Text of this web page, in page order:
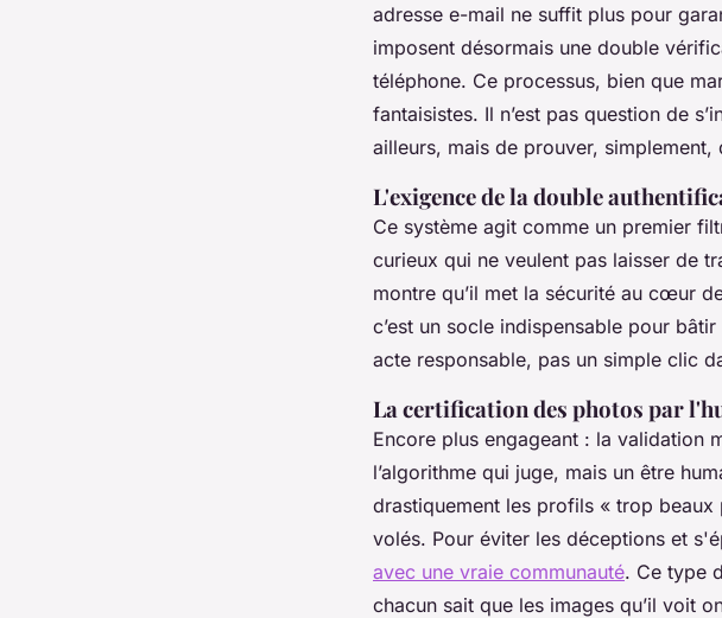
adresse e-mail ne suffit plus pour
imposent désormais une double
téléphone. Ce processus, bien que
fantaisistes. Il n’est pas question de
ailleurs, mais de prouver, simplement,
L'exigence de la double
Ce système agit comme un premier
curieux qui ne veulent pas laisser de
montre qu’il met la sécurité au cœur
c’est un socle indispensable pour
acte responsable, pas un simple clic
La certification des photos par
Encore plus engageant : la validation
l’algorithme qui juge, mais un être
drastiquement les profils « trop
volés. Pour éviter les déceptions et
avec une vraie communauté. Ce type
chacun sait que les images qu’il voit